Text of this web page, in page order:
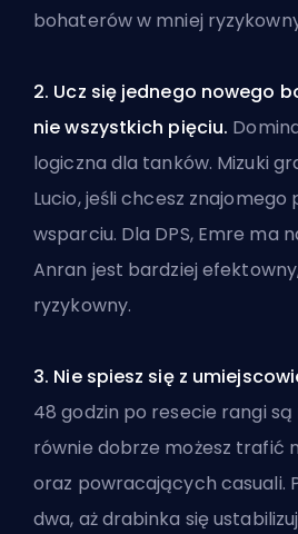
bohaterów w mniej
2. Ucz się jednego nowego
nie wszystkich pięciu.
logiczna dla tanków. Mizuki
Lucio, jeśli chcesz znajomego
wsparciu. Dla DPS, Emre ma
Anran jest bardziej
ryzykowny.
3. Nie spiesz się z
48 godzin po resecie rangi
równie dobrze możesz trafić
oraz powracających casuali.
dwa, aż drabinka się